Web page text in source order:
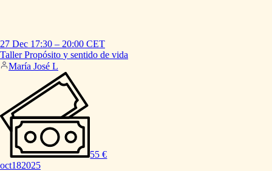
27 Dec 17:30 – 20:00 CET
Taller Propósito y sentido de vida
María José L
55 €
oct182025